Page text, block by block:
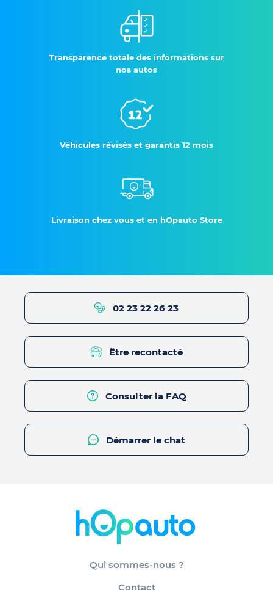
Transparence totale des informations sur
nos autos
Véhicules révisés et garantis 12 mois
Livraison chez vous et en hOpauto Store
02 23 22 26 23
Être recontacté
Consulter la FAQ
Démarrer le chat
Qui sommes-nous ?
Contact